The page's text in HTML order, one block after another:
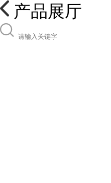
产品展厅